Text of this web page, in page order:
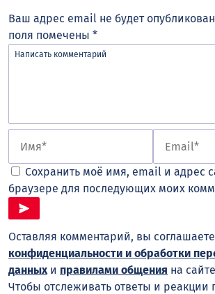
Ваш адрес email не будет
поля помечены *
Сохранить моё имя, email и адрес
браузере для последующих моих
Оставляя комментарий, вы
конфиденциальности и обработки
данныхи правилами общения на
Чтобы отслеживать ответы и реакции